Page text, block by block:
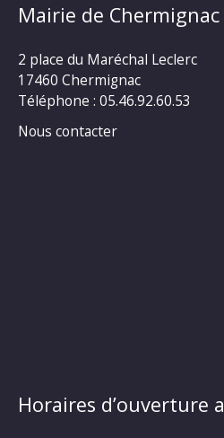
Mairie de Chermignac
2 place du Maréchal Leclerc
17460 Chermignac
Téléphone : 05.46.92.60.53
Nous contacter
Horaires d’ouverture